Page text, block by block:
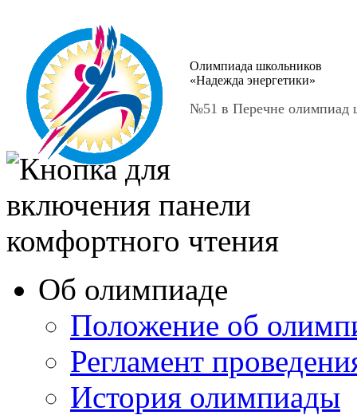
Олимпиада школьников
«Надежда энергетики»
№51 в Перечне олимпиад
Об олимпиаде
Положение об
Регламент
История олимпиады